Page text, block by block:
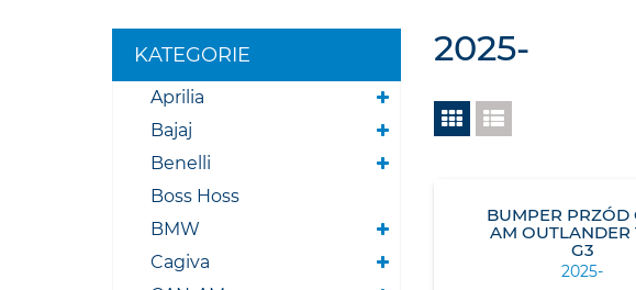
KATEGORIE
Aprilia
Bajaj
Benelli
Boss Hoss
BMW
Cagiva
2025-
BUMPER PRZÓD
AM OUTLANDER
G3
2025-